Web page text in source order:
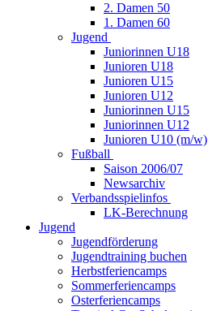
2. Damen 50
1. Damen 60
Jugend
Juniorinnen U18
Junioren U18
Junioren U15
Junioren U12
Juniorinnen U15
Juniorinnen U12
Junioren U10 (m/w)
Fußball
Saison 2006/07
Newsarchiv
Verbandsspielinfos
LK-Berechnung
Jugend
Jugendförderung
Jugendtraining buchen
Herbstferiencamps
Sommerferiencamps
Osterferiencamps